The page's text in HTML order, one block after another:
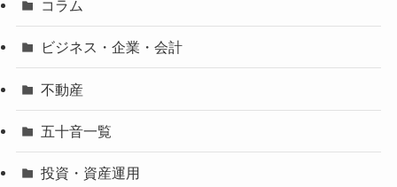
コラム
ビジネス・企業・会計
不動産
五十音一覧
投資・資産運用